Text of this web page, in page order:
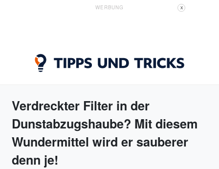
WERBUNG X
Verdreckter Filter in der
Dunstabzugshaube? Mit diesem
Wundermittel wird er sauberer
denn je!